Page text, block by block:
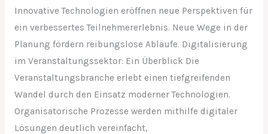
Innovative Technologien eröffnen neue Perspektiven für
ein verbessertes Teilnehmererlebnis. Neue Wege in der
Planung fördern reibungslose Abläufe. Digitalisierung
im Veranstaltungssektor: Ein Überblick Die
Veranstaltungsbranche erlebt einen tiefgreifenden
Wandel durch den Einsatz moderner Technologien.
Organisatorische Prozesse werden mithilfe digitaler
Lösungen deutlich vereinfacht,